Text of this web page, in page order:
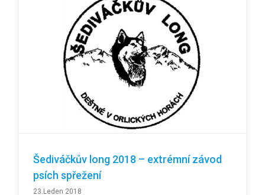
Šediváčkův long 2018 – extrémní závod
psích spřežení
23.Leden 2018